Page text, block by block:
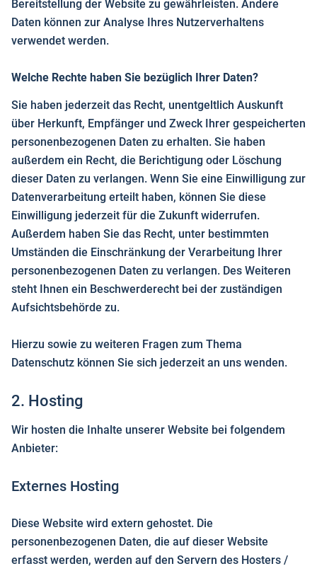
Bereitstellung der Website zu gewährleisten. Andere
Daten können zur Analyse Ihres Nutzerverhaltens
verwendet werden.
Welche Rechte haben Sie bezüglich Ihrer Daten?
Sie haben jederzeit das Recht, unentgeltlich Auskunft
über Herkunft, Empfänger und Zweck Ihrer gespeicherten
personenbezogenen Daten zu erhalten. Sie haben
außerdem ein Recht, die Berichtigung oder Löschung
dieser Daten zu verlangen. Wenn Sie eine Einwilligung zur
Datenverarbeitung erteilt haben, können Sie diese
Einwilligung jederzeit für die Zukunft widerrufen.
Außerdem haben Sie das Recht, unter bestimmten
Umständen die Einschränkung der Verarbeitung Ihrer
personenbezogenen Daten zu verlangen. Des Weiteren
steht Ihnen ein Beschwerderecht bei der zuständigen
Aufsichtsbehörde zu.
Hierzu sowie zu weiteren Fragen zum Thema
Datenschutz können Sie sich jederzeit an uns wenden.
2. Hosting
Wir hosten die Inhalte unserer Website bei folgendem
Anbieter:
Externes Hosting
Diese Website wird extern gehostet. Die
personenbezogenen Daten, die auf dieser Website
erfasst werden, werden auf den Servern des Hosters /